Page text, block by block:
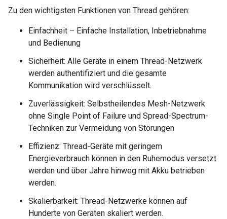
Zu den wichtigsten Funktionen von Thread gehören:
Einfachheit – Einfache Installation, Inbetriebnahme
und Bedienung
Sicherheit: Alle Geräte in einem Thread-Netzwerk
werden authentifiziert und die gesamte
Kommunikation wird verschlüsselt.
Zuverlässigkeit: Selbstheilendes Mesh-Netzwerk
ohne Single Point of Failure und Spread-Spectrum-
Techniken zur Vermeidung von Störungen
Effizienz: Thread-Geräte mit geringem
Energieverbrauch können in den Ruhemodus versetzt
werden und über Jahre hinweg mit Akku betrieben
werden.
Skalierbarkeit: Thread-Netzwerke können auf
Hunderte von Geräten skaliert werden.